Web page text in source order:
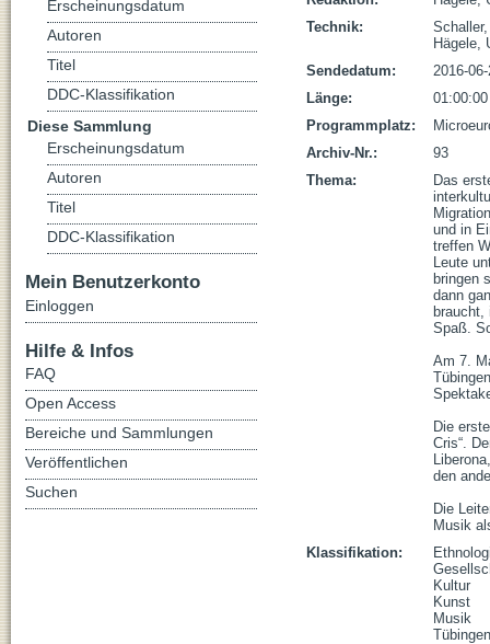
Technik:
Hägele,
Sendedatum:
2016-
Länge:
01:00:00
Programmplatz:
Archiv-Nr.:
93
Thema:
Das
und in
treffen
Leute
bringen
dann
Spaß.
Am 7.
Die
Cris“.
den
Die
Musik
Klassifikation:
Kultur
Kunst
Musik
Tübingen
Erscheinungsdatum
Autoren
Titel
DDC-Klassifikation
Diese Sammlung
Erscheinungsdatum
Autoren
Titel
DDC-Klassifikation
Mein Benutzerkonto
Einloggen
Hilfe & Infos
FAQ
Open Access
Bereiche und Sammlungen
Veröffentlichen
Suchen